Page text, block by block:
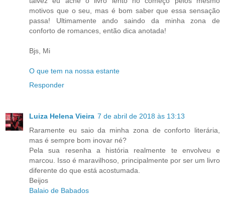
motivos que o seu, mas é bom saber que essa sensação
passa! Ultimamente ando saindo da minha zona de
conforto de romances, então dica anotada!
Bjs, Mi
O que tem na nossa estante
Responder
Luiza Helena Vieira 7 de abril de 2018 às 13:13
Raramente eu saio da minha zona de conforto literária,
mas é sempre bom inovar né?
Pela sua resenha a história realmente te envolveu e
marcou. Isso é maravilhoso, principalmente por ser um livro
diferente do que está acostumada.
Beijos
Balaio de Babados